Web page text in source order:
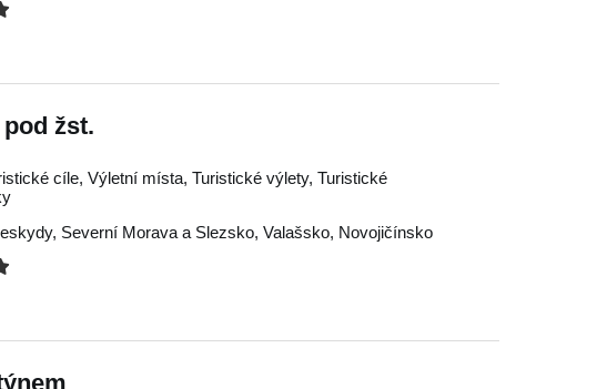
žst.
cíle, Výletní místa, Turistické výlety, Turistické
, Severní Morava a Slezsko, Valašsko, Novojičínsko